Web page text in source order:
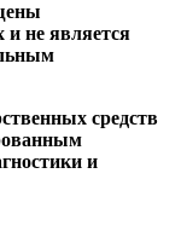
и не является
средств
и